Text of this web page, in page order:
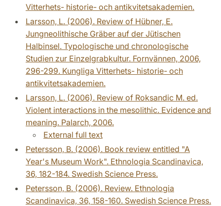
Vitterhets- historie- och antikvitetsakademien.
Larsson, L. (2006). Review of Hübner, E.
Jungneolithische Gräber auf der Jütischen
Halbinsel. Typologische und chronologische
Studien zur Einzelgrabkultur. Fornvännen, 2006,
296-299. Kungliga Vitterhets- historie- och
antikvitetsakademien.
Larsson, L. (2006). Review of Roksandic M. ed.
Violent interactions in the mesolithic. Evidence and
meaning. Palarch, 2006.
External full text
Petersson, B. (2006). Book review entitled "A
Year's Museum Work". Ethnologia Scandinavica,
36, 182-184. Swedish Science Press.
Petersson, B. (2006). Review. Ethnologia
Scandinavica, 36, 158-160. Swedish Science Press.